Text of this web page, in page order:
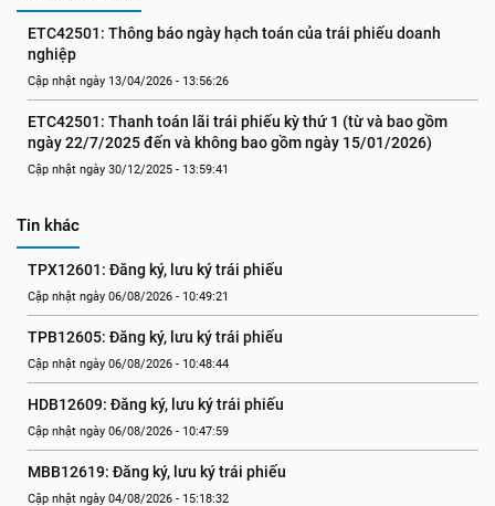
ETC42501: Thông báo ngày hạch toán của trái phiếu doanh
nghiệp
Cập nhật ngày 13/04/2026 - 13:56:26
ETC42501: Thanh toán lãi trái phiếu kỳ thứ 1 (từ và bao gồm
ngày 22/7/2025 đến và không bao gồm ngày 15/01/2026)
Cập nhật ngày 30/12/2025 - 13:59:41
Tin khác
TPX12601: Đăng ký, lưu ký trái phiếu
Cập nhật ngày 06/08/2026 - 10:49:21
TPB12605: Đăng ký, lưu ký trái phiếu
Cập nhật ngày 06/08/2026 - 10:48:44
HDB12609: Đăng ký, lưu ký trái phiếu
Cập nhật ngày 06/08/2026 - 10:47:59
MBB12619: Đăng ký, lưu ký trái phiếu
Cập nhật ngày 04/08/2026 - 15:18:32